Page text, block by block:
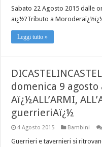
Sabato 22 Agosto 2015 dalle
aï¿½?Tributo a
Leggi tutto »
domenica 9 agosto
Aï¿½ALL’ARMI,
guerrieriAï¿½
4 Agosto 2015 Bambini
Guerrieri e tavernieri si